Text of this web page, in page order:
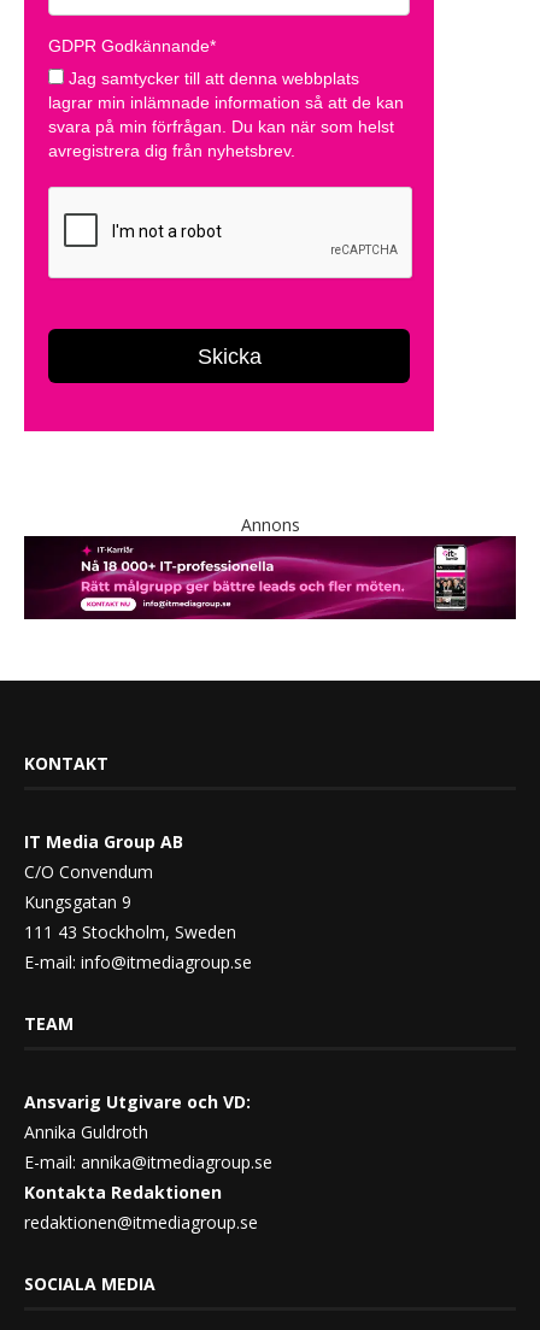
Annons
KONTAKT
IT Media Group AB
C/O Convendum
Kungsgatan 9
111 43 Stockholm, Sweden
E-mail: info@itmediagroup.se
TEAM
Ansvarig Utgivare och VD:
Annika Guldroth
E-mail: annika@itmediagroup.se
Kontakta Redaktionen
redaktionen@itmediagroup.se
SOCIALA MEDIA